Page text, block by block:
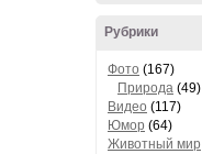
Рубрики
Фото (167)
Природа (49)
Видео (117)
Юмор (64)
Животный мир